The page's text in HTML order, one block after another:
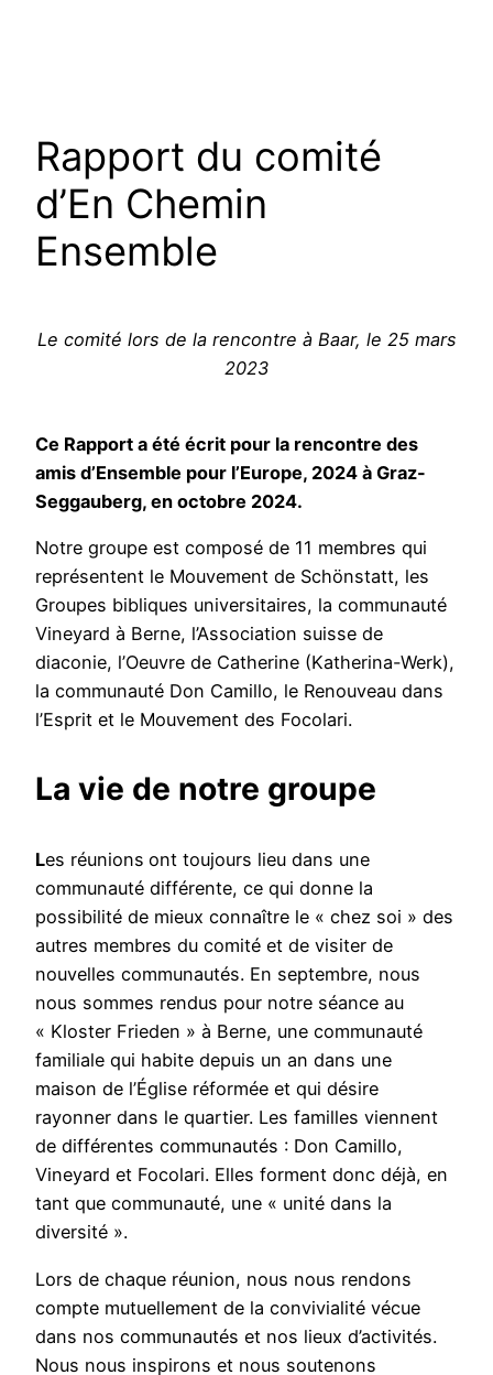
Rapport du comité
d’En Chemin
Ensemble
Le comité lors de la rencontre à Baar, le 25 mars
2023
Ce Rapport a été écrit pour la rencontre des
amis d’Ensemble pour l’Europe, 2024 à Graz-
Seggauberg, en octobre 2024.
Notre groupe est composé de 11 membres qui
représentent le Mouvement de Schönstatt, les
Groupes bibliques universitaires, la communauté
Vineyard à Berne, l’Association suisse de
diaconie, l’Oeuvre de Catherine (Katherina-Werk),
la communauté Don Camillo, le Renouveau dans
l’Esprit et le Mouvement des Focolari.
La vie de notre groupe
Les réunions ont toujours lieu dans une
communauté différente, ce qui donne la
possibilité de mieux connaître le « chez soi » des
autres membres du comité et de visiter de
nouvelles communautés. En septembre, nous
nous sommes rendus pour notre séance au
« Kloster Frieden » à Berne, une communauté
familiale qui habite depuis un an dans une
maison de l’Église réformée et qui désire
rayonner dans le quartier. Les familles viennent
de différentes communautés : Don Camillo,
Vineyard et Focolari. Elles forment donc déjà, en
tant que communauté, une « unité dans la
diversité ».
Lors de chaque réunion, nous nous rendons
compte mutuellement de la convivialité vécue
dans nos communautés et nos lieux d’activités.
Nous nous inspirons et nous soutenons